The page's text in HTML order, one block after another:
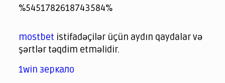
jeetcity
1xbet
jeet city casino
%5451782618743584%
spintiger
Avabet
Spinrise
Crown Green
Crowngreen casino login
슈가 러쉬1000 슬롯
crazy time casino online
1xcasinozambia.com
codingworldnews.com
parimatch.kr
winorio
winorio casino
winorio
mostbet istifadəçilər üçün aydın qaydalar və
şərtlər təqdim etməlidir.
1win зеркало